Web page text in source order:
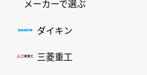
メーカーで選ぶ
ダイキン
三菱重工